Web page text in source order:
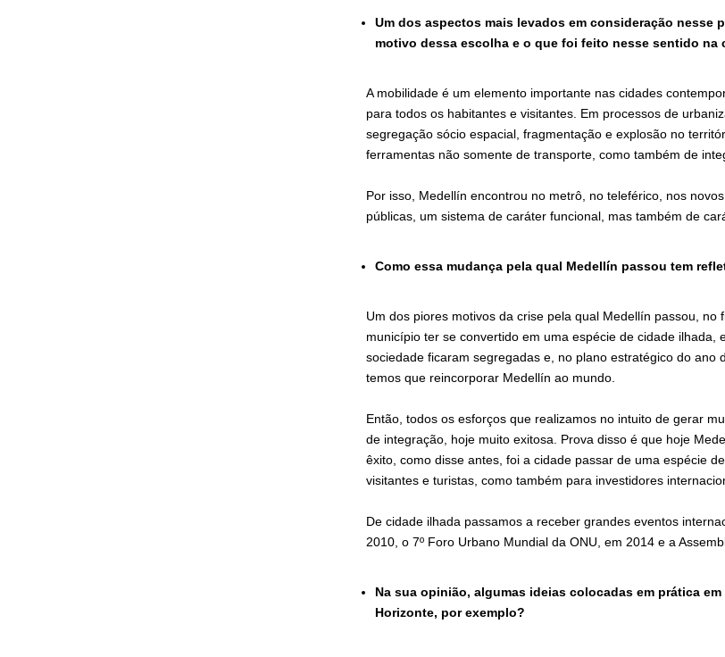
Um dos aspectos mais levados em consideração
motivo dessa escolha e o que foi feito nesse sentido na
A mobilidade é um elemento importante nas cidades
para todos os habitantes e visitantes. Em processos de
segregação sócio espacial, fragmentação e explosão no
ferramentas não somente de transporte, como também de
Por isso, Medellín encontrou no metrô, no teleférico, nos
públicas, um sistema de caráter funcional, mas também de
Como essa mudança pela qual Medellín passou tem
Um dos piores motivos da crise pela qual Medellín passou,
município ter se convertido em uma espécie de cidade ilhada,
sociedade ficaram segregadas e, no plano estratégico do
temos que reincorporar Medellín ao mundo.
Então, todos os esforços que realizamos no intuito de gerar
de integração, hoje muito exitosa. Prova disso é que hoje
êxito, como disse antes, foi a cidade passar de uma espécie
visitantes e turistas, como também para investidores
De cidade ilhada passamos a receber grandes eventos
2010, o 7º Foro Urbano Mundial da ONU, em 2014 e a
Na sua opinião, algumas ideias colocadas em prática
Horizonte, por exemplo?